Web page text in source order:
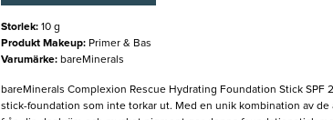
Storlek: 10 g
Produkt Makeup: Primer & Bas
Varumärke: bareMinerals
bareMinerals Complexion Rescue Hydrating Foundation Stick SPF
stick-foundation som inte torkar ut. Med en unik kombination av de